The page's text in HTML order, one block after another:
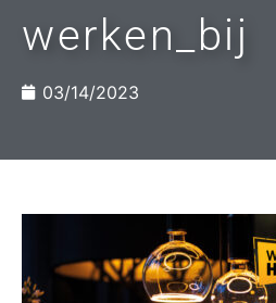
werken_bij
03/14/2023